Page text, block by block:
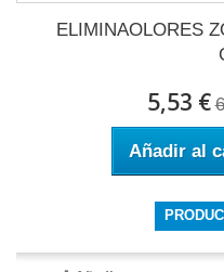
ELIMINAOLORES
5,53 €
Añadir al